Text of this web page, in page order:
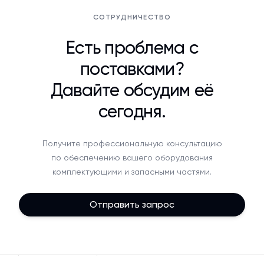
СОТРУДНИЧЕСТВО
Есть проблема с
поставками?
Давайте обсудим её
сегодня.
Получите профессиональную консультацию
по обеспечению вашего оборудования
комплектующими и запасными частями.
Отправить запрос